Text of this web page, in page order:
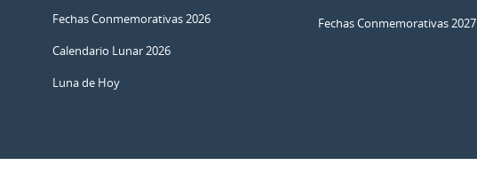
Fechas Conmemorativas 2026
Calendario Lunar 2026
Luna de Hoy
Fechas Conmemorativas 2027